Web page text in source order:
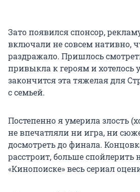
Зато появился спонсор,
включали не совсем нативно,
раздражало. Пришлось
привыкла к героям и хотелось
закончится эта тяжелая для
с семьей.
Постепенно я умерила злость
не впечатляли ни игра, ни
досмотреть до финала.
расстроит, больше спойлерить
«Кинопоиске» весь сериал